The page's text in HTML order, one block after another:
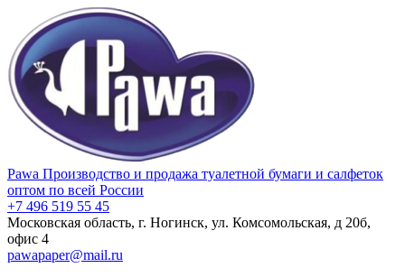
Pawa Производство и продажа туалетной бумаги и салфеток
оптом по всей России
+7 496 519 55 45
Московская область, г. Ногинск, ул. Комсомольская, д 20б,
офис 4
pawapaper@mail.ru